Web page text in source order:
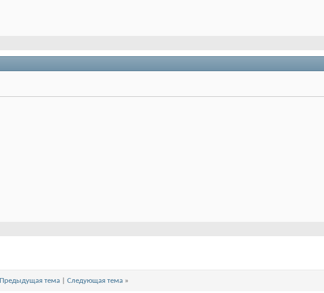
Предыдущая тема Следующая тема »